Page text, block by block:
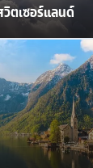
ตเซอร์แลนด์